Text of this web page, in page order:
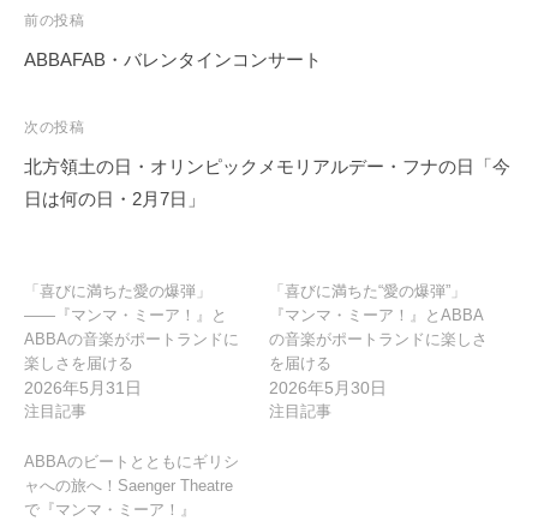
投
稿
ビ
ゲ
ー
ン
前の投稿
ABBAFAB・バレンタインコンサート
次の投稿
北方領土の日・オリンピックメモリアルデー・フナの日「今
日は何の日・2月7日」
「喜びに満ちた愛の爆弾」
――『マンマ・ミーア！』と
ABBAの音楽がポートランドに
楽しさを届ける
2026年5月31日
注目記事
「喜びに満ちた“愛の爆弾”」
『マンマ・ミーア！』とABBA
の音楽がポートランドに楽しさ
を届ける
2026年5月30日
注目記事
ABBAのビートとともにギリシ
ャへの旅へ！Saenger Theatre
で『マンマ・ミーア！』